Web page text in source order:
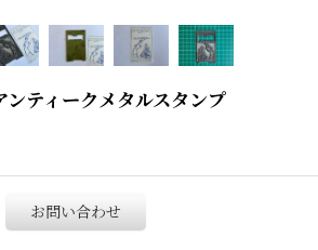
ンティークメタルスタンプ
お問い合わせ